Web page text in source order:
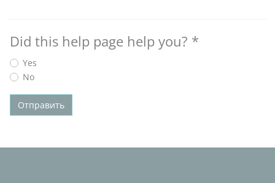
Did this help page help you? *
Yes
No
Отправить